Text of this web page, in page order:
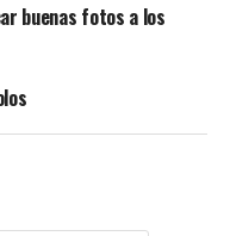
buenas fotos a los